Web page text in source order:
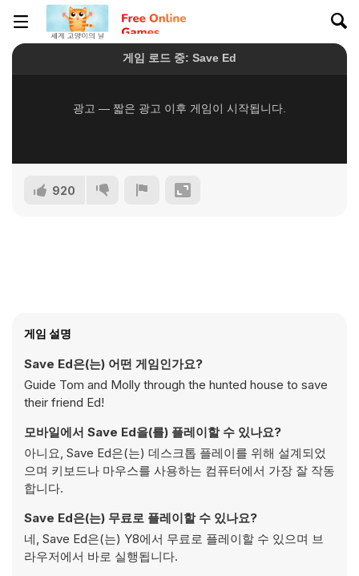
920
게임 설명
Save Ed은(는) 어떤 게임인가요?
Guide Tom and Molly through the hunted house to save
their friend Ed!
모바일에서 Save Ed을(를) 플레이할 수 있나요?
아니요, Save Ed은(는) 데스크톱 플레이를 위해 설계되었
으며 키보드나 마우스를 사용하는 컴퓨터에서 가장 잘 작동
합니다.
Save Ed은(는) 무료로 플레이할 수 있나요?
네, Save Ed은(는) Y8에서 무료로 플레이할 수 있으며 브
라우저에서 바로 실행됩니다.